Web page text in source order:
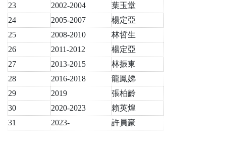
23
2002-2004
葉玉堂
24
2005-2007
楊定亞
25
2008-2010
林哲生
26
2011-2012
楊定亞
27
2013-2015
林振東
28
2016-2018
龍鳳娣
29
2019
張柏齡
30
2020-2023
賴英煌
31
2023- 許員豪